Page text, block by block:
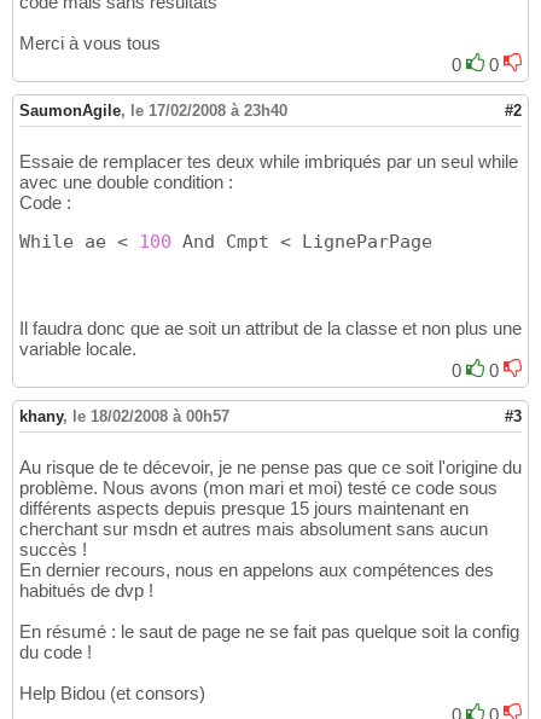
Merci à vous tous
0
0
SaumonAgile, le 17/02/2008 à 23h40 #2
Essaie de remplacer tes deux while imbriqués par un seul while
avec une double condition :
Code :
While ae < 100 And Cmpt < LigneParPage
Il faudra donc que ae soit un attribut de la classe et non plus une
variable locale.
0
0
khany, le 18/02/2008 à 00h57 #3
Au risque de te décevoir, je ne pense pas que ce soit l'origine du
problème. Nous avons (mon mari et moi) testé ce code sous
différents aspects depuis presque 15 jours maintenant en
cherchant sur msdn et autres mais absolument sans aucun
succès !
En dernier recours, nous en appelons aux compétences des
habitués de dvp !
En résumé : le saut de page ne se fait pas quelque soit la config
du code !
Help Bidou (et consors)